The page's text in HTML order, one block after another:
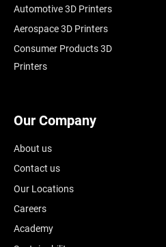
Automotive 3D Printers
Aerospace 3D Printers
Consumer Products 3D
Printers
Our Company
About us
Contact us
Our Locations
Careers
Academy